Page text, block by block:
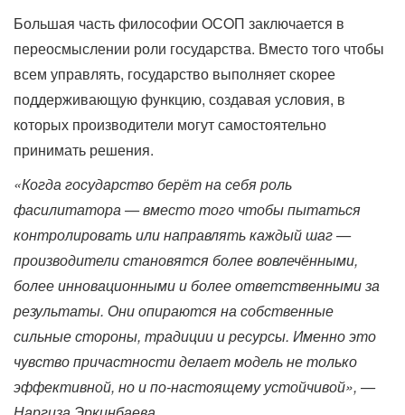
Большая часть философии OСOП заключается в
переосмыслении роли государства. Вместо того чтобы
всем управлять, государство выполняет скорее
поддерживающую функцию, создавая условия, в
которых производители могут самостоятельно
принимать решения.
«Когда государство берёт на себя роль
фасилитатора — вместо того чтобы пытаться
контролировать или направлять каждый шаг —
производители становятся более вовлечёнными,
более инновационными и более ответственными за
результаты. Они опираются на собственные
сильные стороны, традиции и ресурсы. Именно это
чувство причастности делает модель не только
эффективной, но и по-настоящему устойчивой», —